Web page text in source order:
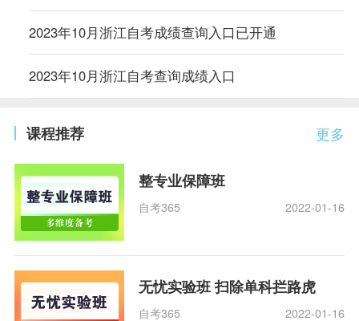
2023年10月浙江自考成绩查询入口已开通
2023年10月浙江自考查询成绩入口
更多
课程推荐
整专业保障班
自考365 2022-01-16
无忧实验班 扫除单科拦路虎
自考365 2022-01-16